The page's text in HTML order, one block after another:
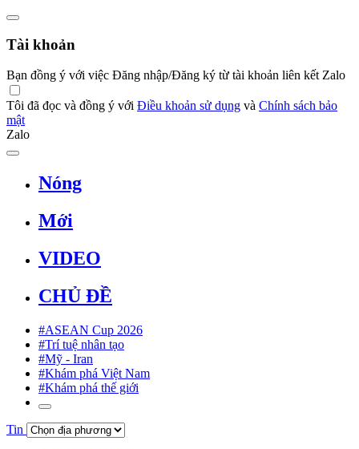
Tài khoản
Bạn đồng ý với việc Đăng nhập/Đăng ký từ tài khoản liên kết Zalo
Tôi đã đọc và đồng ý với Điều khoản sử dụng và Chính sách bảo
mật
Zalo
Nóng
Mới
VIDEO
CHỦ ĐỀ
#ASEAN Cup 2026
#Trí tuệ nhân tạo
#Mỹ - Iran
#Khám phá Việt Nam
#Khám phá thế giới
Tin